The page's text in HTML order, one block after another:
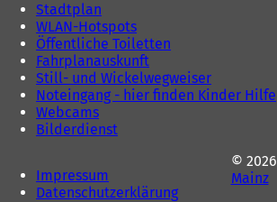
Stadtplan
WLAN-Hotspots
Öffentliche Toiletten
Fahrplanauskunft
Still- und Wickelwegweiser
Noteingang - hier finden Kinder Hilfe
Webcams
Bilderdienst
Impressum
Datenschutzerklärung
© 2026
Mainz